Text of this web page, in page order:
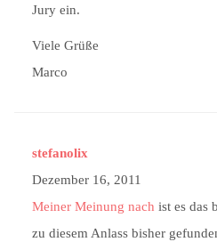
Jury ein.
Viele Grüße
Marco
stefanolix
Dezember 16, 2011
Meiner Meinung nach ist es das
zu diesem Anlass bisher